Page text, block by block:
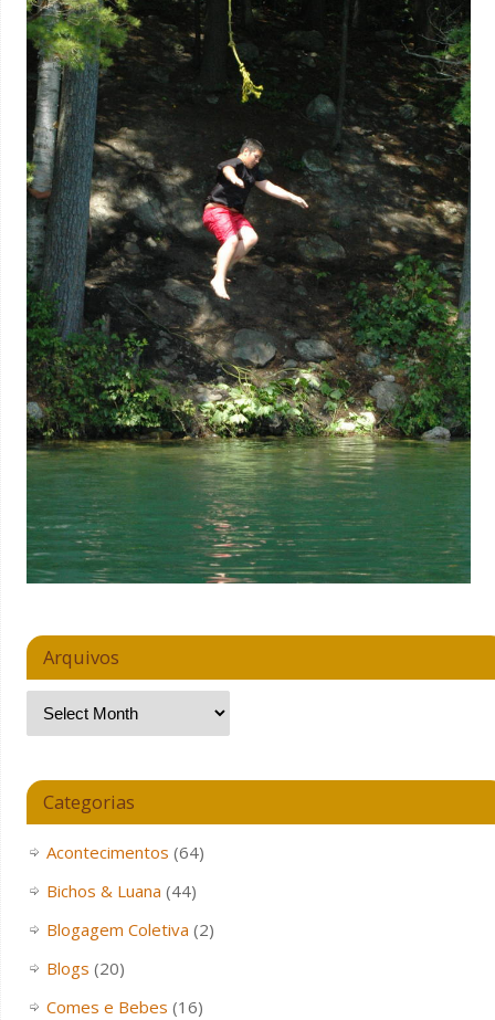
Arquivos
Categorias
Acontecimentos (64)
Bichos & Luana (44)
Blogagem Coletiva (2)
Blogs (20)
Comes e Bebes (16)